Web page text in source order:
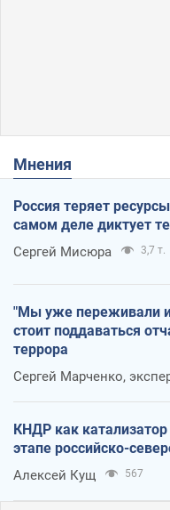
Мнения
Россия теряет
самом деле диктует
Сергей Мисюра 3,7 т.
"Мы уже переживали
стоит поддаваться
террора
Сергей Марченко,
КНДР как
этапе российско-
Алексей Кущ 567